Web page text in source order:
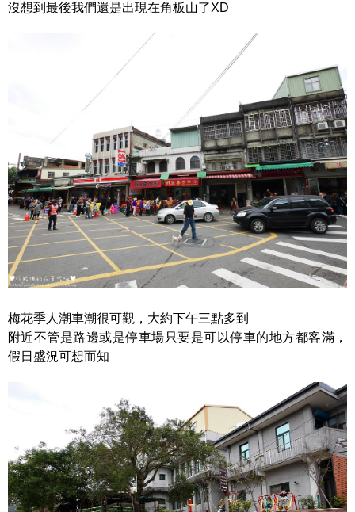
沒想到最後我們還是出現在角板山了XD
梅花季人潮車潮很可觀，大約下午三點多到
附近不管是路邊或是停車場只要是可以停車的地方都客滿，
假日盛況可想而知